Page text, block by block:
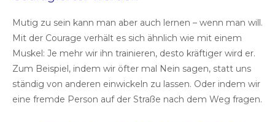
Mutig zu sein kann man aber auch lernen – wenn man will.
Mit der Courage verhält es sich ähnlich wie mit einem
Muskel: Je mehr wir ihn trainieren, desto kräftiger wird er.
Zum Beispiel, indem wir öfter mal Nein sagen, statt uns
ständig von anderen einwickeln zu lassen. Oder indem wir
eine fremde Person auf der Straße nach dem Weg fragen.